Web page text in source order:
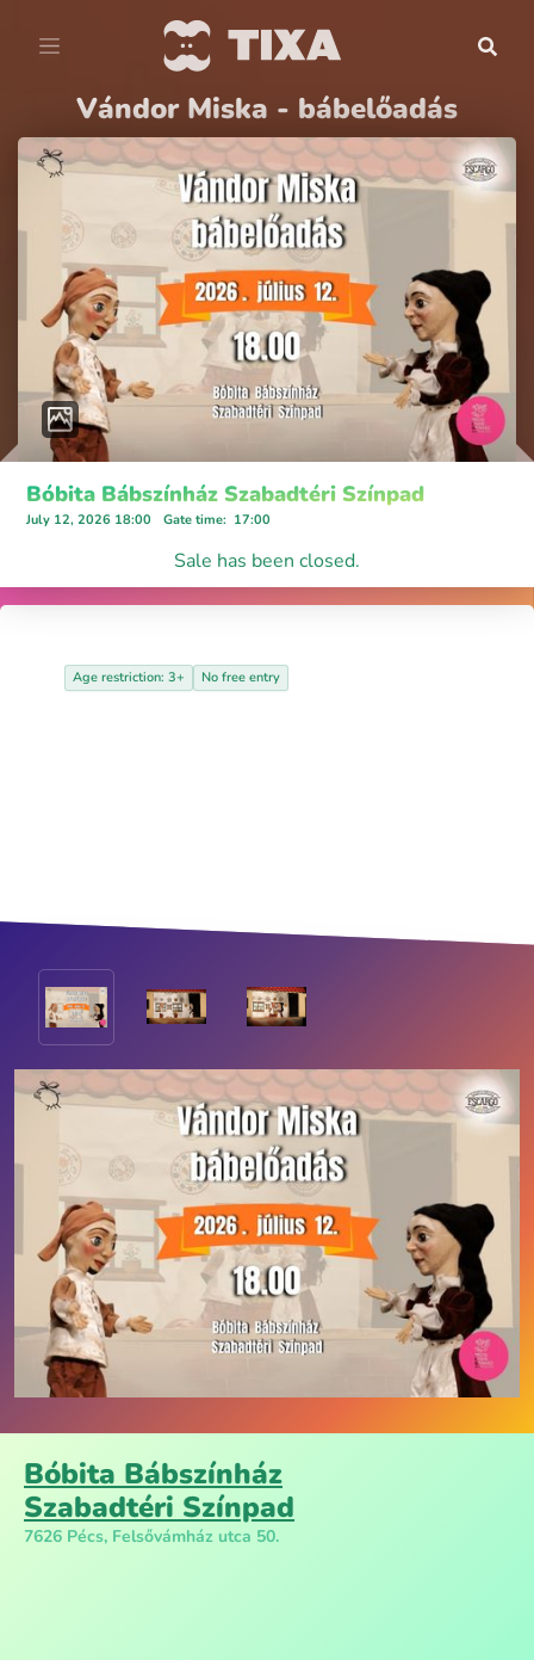
Vándor Miska - bábelőadás
Bóbita Bábszínház Szabadtéri Színpad
July 12, 2026 18:00 Gate time: 17:00
Sale has been closed.
Age restriction: 3+ No free entry
Bóbita Bábszínház
Szabadtéri Színpad
7626 Pécs, Felsővámház utca 50.